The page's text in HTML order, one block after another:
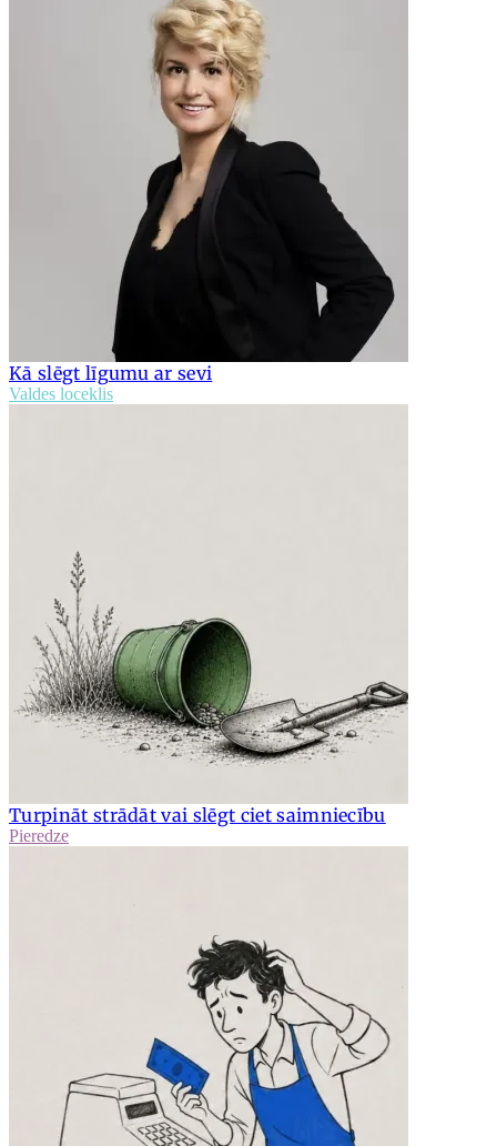
Kā slēgt līgumu ar sevi
Valdes loceklis
Turpināt strādāt vai slēgt ciet saimniecību
Pieredze